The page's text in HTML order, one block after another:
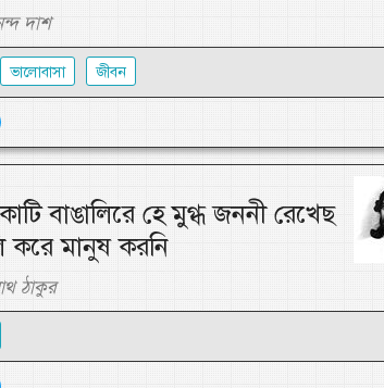
দাশ
ভালোবাসা জীবন
বাঙালিরে হে মুগ্ধ জননী রেখেছ
করে মানুষ করনি
ঠাকুর